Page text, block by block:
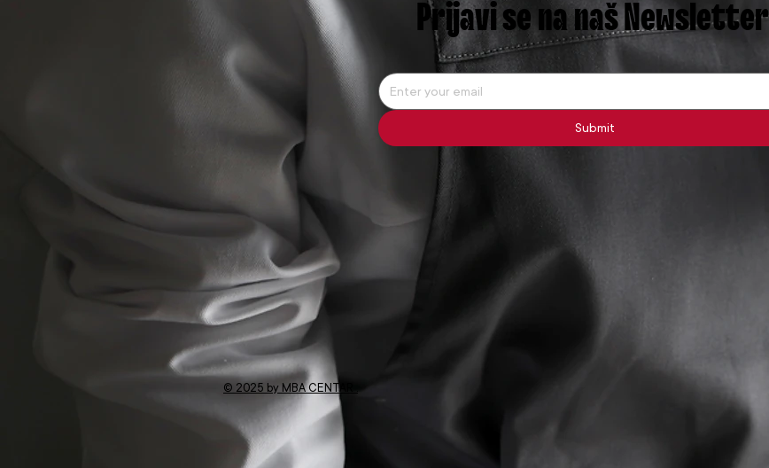
Prijavi se na naš Newsletter
Submit
© 2025 by MBA CENTAR .